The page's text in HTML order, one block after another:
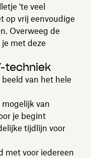
'te veel
op vrij eenvoudige
Overweeg de
met deze
techniek
van het hele
van
je begint
tijdlijn voor
met voor iedereen